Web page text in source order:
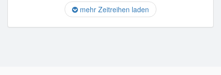
mehr Zeitreihen laden